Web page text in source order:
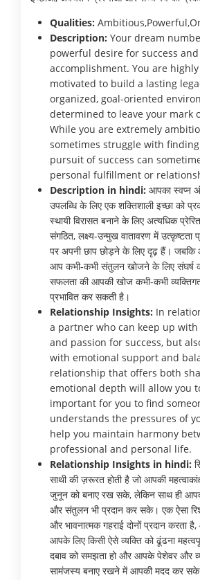
Qualities:
Description: Your dream
powerful desire for success and
accomplishment. You are
motivated to build a lasting
organized, goal-oriented
determined to leave your mark
While you are extremely
sometimes struggle with
pursuit of success can
personal fulfillment or
Description in hindi: आपका स्वप्न
उपलब्धि के लिए एक शक्तिशाली इच्छा को
स्थायी विरासत बनाने के लिए अत्यधिक
संगठित, लक्ष्य-उन्मुख वातावरण में उत्कृष्टता
पर अपनी छाप छोड़ने के लिए दृढ़ हैं। जबकि
आप कभी-कभी संतुलन खोजने के लिए संघर्ष
सफलता की आपकी खोज कभी-कभी व्यक्तिगत
प्रभावित कर सकती है।
Relationship Insights: In
a partner who can keep up
and passion for success, but
with emotional support and
relationship that offers both
emotional depth will allow you
important for you to find
understands the pressures of
help you maintain harmony
professional and personal life.
Relationship Insights in hindi:
साथी की ज़रूरत होती है जो आपकी
जुनून को बनाए रख सके, लेकिन साथ ही
और संतुलन भी प्रदान कर सके। एक ऐसा
और भावनात्मक गहराई दोनों प्रदान करता
आपके लिए किसी ऐसे व्यक्ति को ढूंढना
दबाव को समझता हो और आपके पेशेवर और
सामंजस्य बनाए रखने में आपकी मदद कर